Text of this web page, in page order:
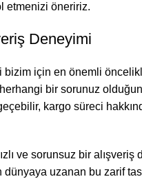
etmenizi öneririz.
Deneyimi
bizim için en önemli
bir sorunuz
kargo süreci
ve sorunsuz bir alışveriş
dünyaya uzanan bu zarif